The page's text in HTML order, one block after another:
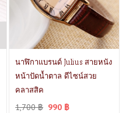
นาฬิกาแบรนด์ Julius สายหนัง
หน้าปัดน้ำตาล ดีไซน์สวย
คลาสสิค
1,700฿ 990 ฿